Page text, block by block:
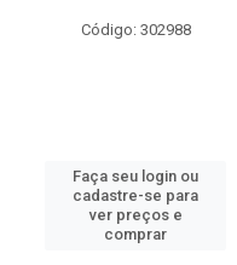
Código: 302988
Faça seu login ou
cadastre-se para
ver preços e
comprar